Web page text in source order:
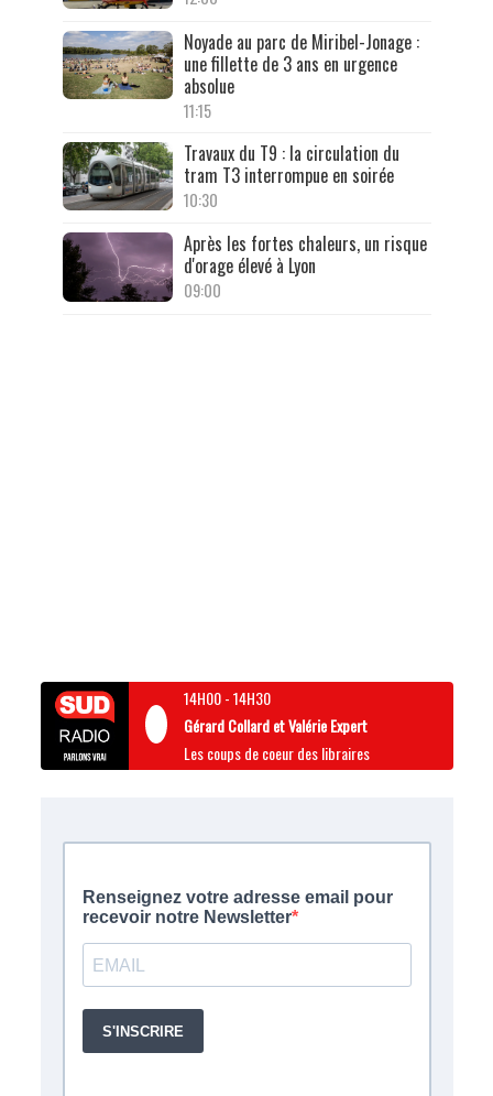
Noyade au parc de Miribel-Jonage :
une fillette de 3 ans en urgence
absolue
11:15
Travaux du T9 : la circulation du
tram T3 interrompue en soirée
10:30
Après les fortes chaleurs, un risque
d'orage élevé à Lyon
09:00
14H00-14H30
Gérard Collard et Valérie Expert
Les coups de coeur des libraires